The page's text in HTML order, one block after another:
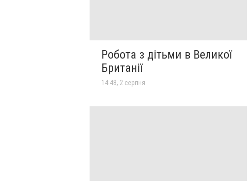
Робота з дітьми в Великої
Британії
14:48, 2 серпня